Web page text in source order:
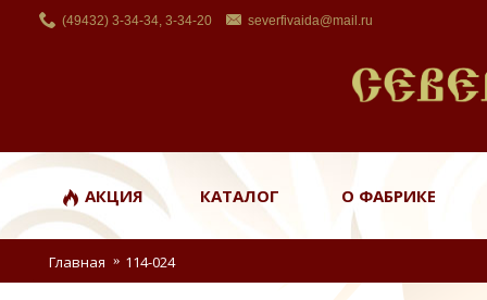
(49432) 3-34-34, 3-34-20 severfivaida@mail.ru
АКЦИЯ КАТАЛОГ О ФАБРИКЕ
Главная 114-024